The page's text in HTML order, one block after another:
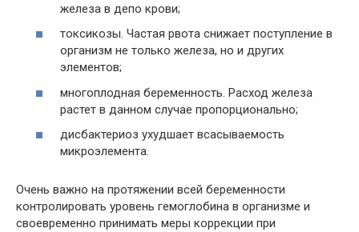
железа в депо крови;
токсикозы. Частая рвота снижает поступление в
организм не только железа, но и других
элементов;
многоплодная беременность. Расход железа
растет в данном случае пропорционально;
дисбактериоз ухудшает всасываемость
микроэлемента.
Очень важно на протяжении всей беременности
контролировать уровень гемоглобина в организме и
своевременно принимать меры коррекции при